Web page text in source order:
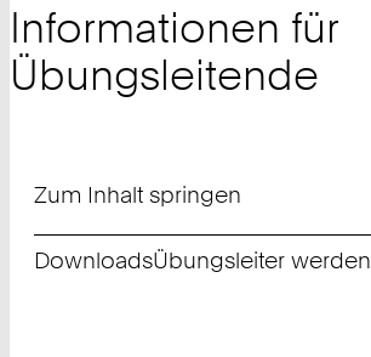
Informationen für
Übungsleitende
Zum Inhalt springen
DownloadsÜbungsleiter werden